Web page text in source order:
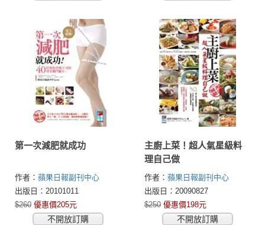
第一次減肥就成功
作者： 蘋果日報副刊中心
出版日：20101011
$260 優惠價205元
不開放訂購
主廚上菜！超人氣星級料
理自己做
作者： 蘋果日報副刊中心
出版日：20090827
$250 優惠價198元
不開放訂購